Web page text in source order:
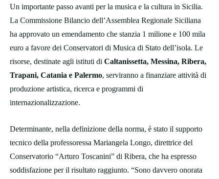
Un importante passo avanti per la musica e la cultura in Sicilia.
La Commissione Bilancio dell’Assemblea Regionale Siciliana
ha approvato un emendamento che stanzia 1 milione e 100 mila
euro a favore dei Conservatori di Musica di Stato dell’isola. Le
risorse, destinate agli istituti di Caltanissetta, Messina, Ribera,
Trapani, Catania e Palermo, serviranno a finanziare attività di
produzione artistica, ricerca e programmi di
internazionalizzazione.
Determinante, nella definizione della norma, è stato il supporto
tecnico della professoressa Mariangela Longo, direttrice del
Conservatorio “Arturo Toscanini” di Ribera, che ha espresso
soddisfazione per il risultato raggiunto. “Sono davvero onorata